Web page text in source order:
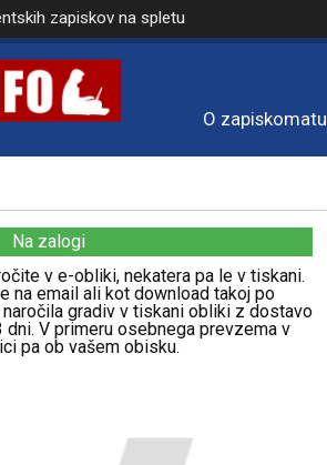
zapiskov na spletu
O zapiskomatu
Na zalogi
v e-obliki, nekatera pa le v tiskani.
na email ali kot download takoj po
gradiv v tiskani obliki z dostavo
V primeru osebnega prevzema v
pa ob vašem obisku.